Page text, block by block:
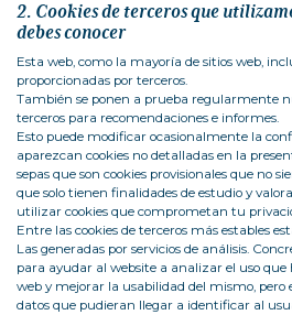
2. Cookies de terceros que
debes conocer
Esta web, como la mayoría de sitios web,
proporcionadas por terceros.
También se ponen a prueba regularmente
terceros para recomendaciones e informes.
Esto puede modificar ocasionalmente la
aparezcan cookies no detalladas en la
sepas que son cookies provisionales que no
que solo tienen finalidades de estudio y
utilizar cookies que comprometan tu
Entre las cookies de terceros más estables
Las generadas por servicios de análisis.
para ayudar al website a analizar el uso que
web y mejorar la usabilidad del mismo, pero
datos que pudieran llegar a identificar al